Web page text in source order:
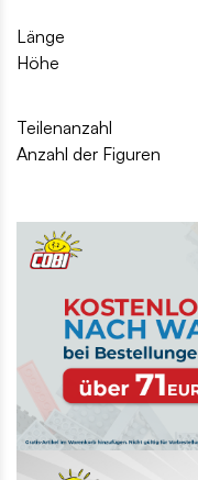
Länge
Höhe
Teilenanzahl
Anzahl der Figuren